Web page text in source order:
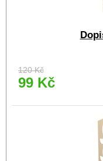
120 Kč
99 Kč